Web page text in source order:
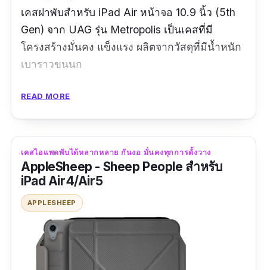
เคสฝาพับสำหรับ iPad Air หน้าจอ 10.9 นิ้ว (5th
Gen) จาก UAG รุ่น Metropolis เป็นเคสที่มี
โครงสร้างมั่นคง แข็งแรง ผลิตจากวัสดุที่มีน้ำหนัก
เบาราวขนนก
เคสไอแพด UAG รุ่นนี้ผ่านการทดสอบการกัน
ฝาที่สามารถปรับตั้งได้ และสะดวกสบายไปอีกขั้น
กับการรองรับฟังก์ชัน Sleep/Wake ตัวเคสมีที่ใส่
Apple Pencil ในตัว สามารถชาร์จไร้สายได้ทันที
ขณะเก็บปากกา ในด้านการรับประกันสินค้า มีการ
รับประกันสินค้าสูงสุดเป็นเวลา 1 ปี นับจากวันที่ซื้อ
โดยยึดวันที่ ในใบกำกับภาษีขายหรือใบเสร็จรับเงิน
เท่านั้น
READ MORE
เคสไอแพดพับได้หลากหลาย กันงอ มั่นคงทุกการตั้งวาง
AppleSheep - Sheep People สำหรับ
iPad Air4/Air5
APPLESHEEP